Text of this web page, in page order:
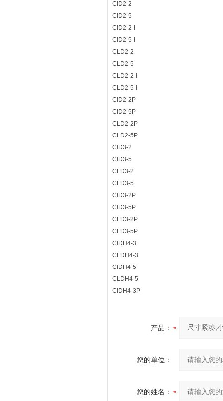
CID2-2
CID2-5
CID2-2-I
CID2-5-I
CLD2-2
CLD2-5
CLD2-2-I
CLD2-5-I
CID2-2P
CID2-5P
CLD2-2P
CLD2-5P
CID3-2
CID3-5
CLD3-2
CLD3-5
CID3-2P
CID3-5P
CLD3-2P
CLD3-5P
CIDH4-3
CLDH4-3
CIDH4-5
CLDH4-5
CIDH4-3P
产品：
您的单位：
您的姓名：